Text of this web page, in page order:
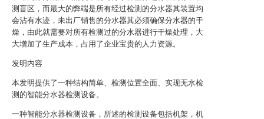
测盲区，而最大的弊端是所有经过检测的分水器其装置均
会沾有水迹，未出厂销售的分水器其必须确保分水器的干
燥，由此就需要对所有检测过的分水器进行干燥处理，大
大增加了生产成本，占用了企业宝贵的人力资源。
发明内容
本发明提供了一种结构简单、检测位置全面、实现无水检
测的智能分水器检测设备。
一种智能分水器检测设备，所述的检测设备包括机架，机